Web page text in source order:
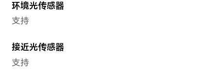
蜂窝网络